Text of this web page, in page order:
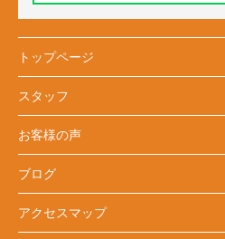
トップページ
スタッフ
お客様の声
ブログ
アクセスマップ